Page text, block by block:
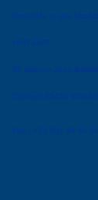
Procédés et des
UPR 3407
99 avenue Jean-
Clément 93430
Fax : +33 (0)1 49 40